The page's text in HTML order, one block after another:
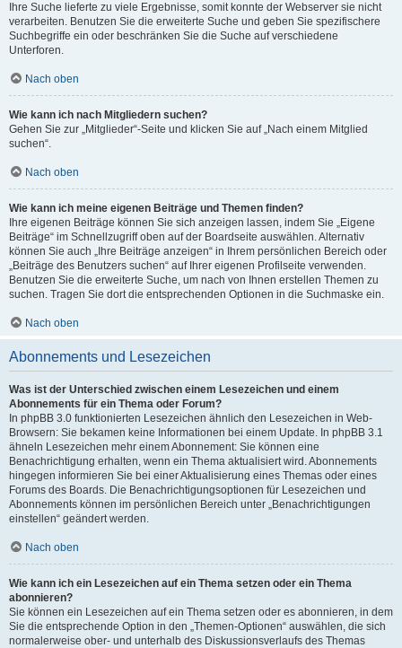
Ihre Suche lieferte zu viele Ergebnisse, somit konnte der Webserver sie nicht
verarbeiten. Benutzen Sie die erweiterte Suche und geben Sie spezifischere
Suchbegriffe ein oder beschränken Sie die Suche auf verschiedene
Unterforen.
Nach oben
Wie kann ich nach Mitgliedern suchen?
Gehen Sie zur „Mitglieder“-Seite und klicken Sie auf „Nach einem Mitglied
suchen“.
Nach oben
Wie kann ich meine eigenen Beiträge und Themen finden?
Ihre eigenen Beiträge können Sie sich anzeigen lassen, indem Sie „Eigene
Beiträge“ im Schnellzugriff oben auf der Boardseite auswählen. Alternativ
können Sie auch „Ihre Beiträge anzeigen“ in Ihrem persönlichen Bereich oder
„Beiträge des Benutzers suchen“ auf Ihrer eigenen Profilseite verwenden.
Benutzen Sie die erweiterte Suche, um nach von Ihnen erstellen Themen zu
suchen. Tragen Sie dort die entsprechenden Optionen in die Suchmaske ein.
Nach oben
Abonnements und Lesezeichen
Was ist der Unterschied zwischen einem Lesezeichen und einem
Abonnements für ein Thema oder Forum?
In phpBB 3.0 funktionierten Lesezeichen ähnlich den Lesezeichen in Web-
Browsern: Sie bekamen keine Informationen bei einem Update. In phpBB 3.1
ähneln Lesezeichen mehr einem Abonnement: Sie können eine
Benachrichtigung erhalten, wenn ein Thema aktualisiert wird. Abonnements
hingegen informieren Sie bei einer Aktualisierung eines Themas oder eines
Forums des Boards. Die Benachrichtigungsoptionen für Lesezeichen und
Abonnements können im persönlichen Bereich unter „Benachrichtigungen
einstellen“ geändert werden.
Nach oben
Wie kann ich ein Lesezeichen auf ein Thema setzen oder ein Thema
abonnieren?
Sie können ein Lesezeichen auf ein Thema setzen oder es abonnieren, in dem
Sie die entsprechende Option in den „Themen-Optionen“ auswählen, die sich
normalerweise ober- und unterhalb des Diskussionsverlaufs des Themas